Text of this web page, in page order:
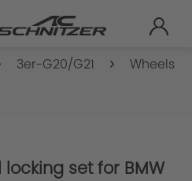
3er-G20/G21
Wheels
set for BMW